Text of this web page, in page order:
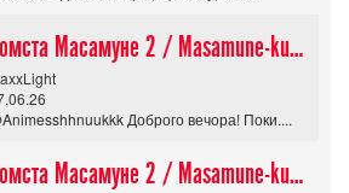
Помста Масамуне 2 / Masamune-kun no Revenge R
Доброго вечора! Поки....
Помста Масамуне 2 / Masamune-kun no Revenge R